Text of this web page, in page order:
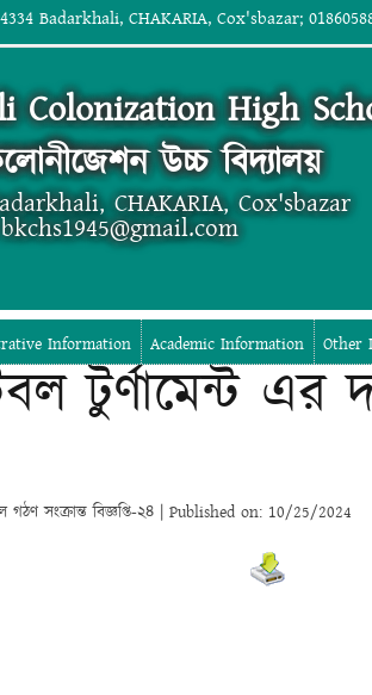
Badarkhali, CHAKARIA, Cox'sbazar;
Colonization High
উচ্চ বিদ্যালয়
CHAKARIA, Cox'sbazar
Information Academic Information Other
টুর্ণামেন্ট এর
সংক্রান্ত বিজ্ঞপ্তি-২৪ | Published on: 10/25/2024